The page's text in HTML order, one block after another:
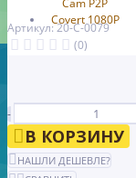
Артикул: 20-С-0079
(0)
-
В КОРЗИНУ
НАШЛИ ДЕШЕВЛЕ?